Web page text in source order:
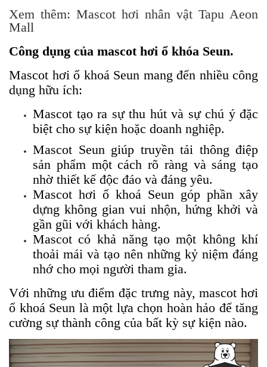
Xem thêm: Mascot hơi nhân vật Tapu Aeon
Mall
Công dụng của mascot hơi ổ khóa Seun.
Mascot hơi ổ khoá Seun mang đến nhiều công
dụng hữu ích:
Mascot tạo ra sự thu hút và sự chú ý đặc
biệt cho sự kiện hoặc doanh nghiệp.
Mascot Seun giúp truyền tải thông điệp
sản phẩm một cách rõ ràng và sáng tạo
nhờ thiết kế độc đáo và đáng yêu.
Mascot hơi ổ khoá Seun góp phần xây
dựng không gian vui nhộn, hứng khởi và
gần gũi với khách hàng.
Mascot có khả năng tạo một không khí
thoải mái và tạo nên những kỷ niệm đáng
nhớ cho mọi người tham gia.
Với những ưu điểm đặc trưng này, mascot hơi
ổ khoá Seun là một lựa chọn hoàn hảo để tăng
cường sự thành công của bất kỳ sự kiện nào.